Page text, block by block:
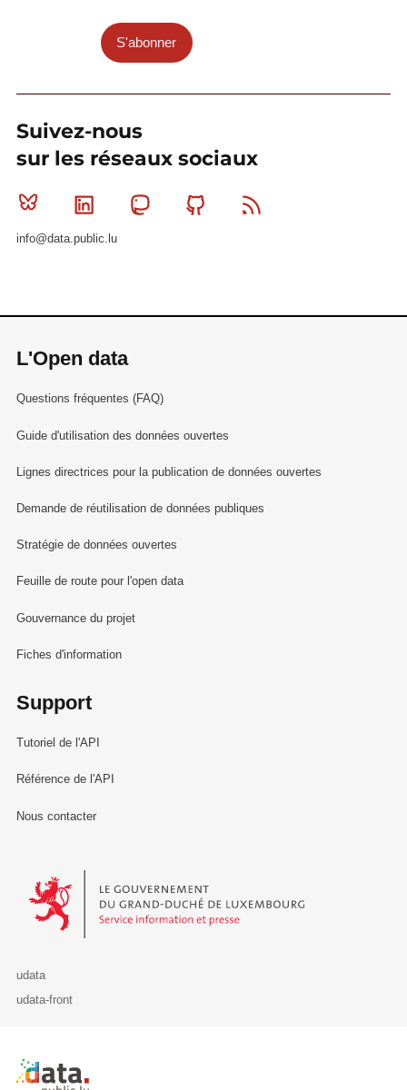
S'abonner
Suivez-nous
sur les réseaux sociaux
Bluesky Linkedin MastodonGithub
info@data.public.lu
L'Open data
Questions fréquentes (FAQ)
Guide d'utilisation des données ouvertes
Lignes directrices pour la publication de données ouvertes
Demande de réutilisation de données publiques
Stratégie de données ouvertes
Feuille de route pour l'open data
Gouvernance du projet
Fiches d'information
Support
Tutoriel de l'API
Référence de l'API
Nous contacter
Le Gouvernement du Grand-Duché de Luxembourg - Service
udata
udata-front
Retour à l'accueil de data.public.lu